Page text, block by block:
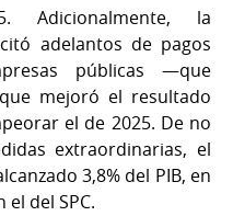
Adicionalmente, la
adelantos de pagos
públicas —que
mejoró el resultado
el de 2025. De no
extraordinarias, el
3,8% del PIB, en
el del SPC.